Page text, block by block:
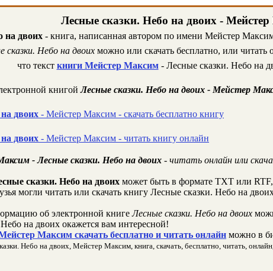
Лесные сказки. Небо на двоих -
на двоих- книга, написанная автором по имени Мейстер
сказки. Небо на двоих можно или скачать бесплатно, или
что текст книги Мейстер Максим- Лесные сказки. Небо на
книгойЛесные сказки. Небо на двоих - Мейстер
двоих - Мейстер Максим - скачать бесплатно книгу
двоих - Мейстер Максим - читать книгу онлайн
- Лесные сказки. Небо на двоих- читать онлайн или
сказки. Небо на двоих может быть в формате TXT или
могли читать или скачать книгу Лесные сказки. Небо на
об электронной книгеЛесные сказки. Небо на двоих
на двоих окажется вам интересной!
Максим скачать бесплатно и читать онлайн можно в
Небо на двоих, Мейстер Максим, книга, скачать, бесплатно, читать,